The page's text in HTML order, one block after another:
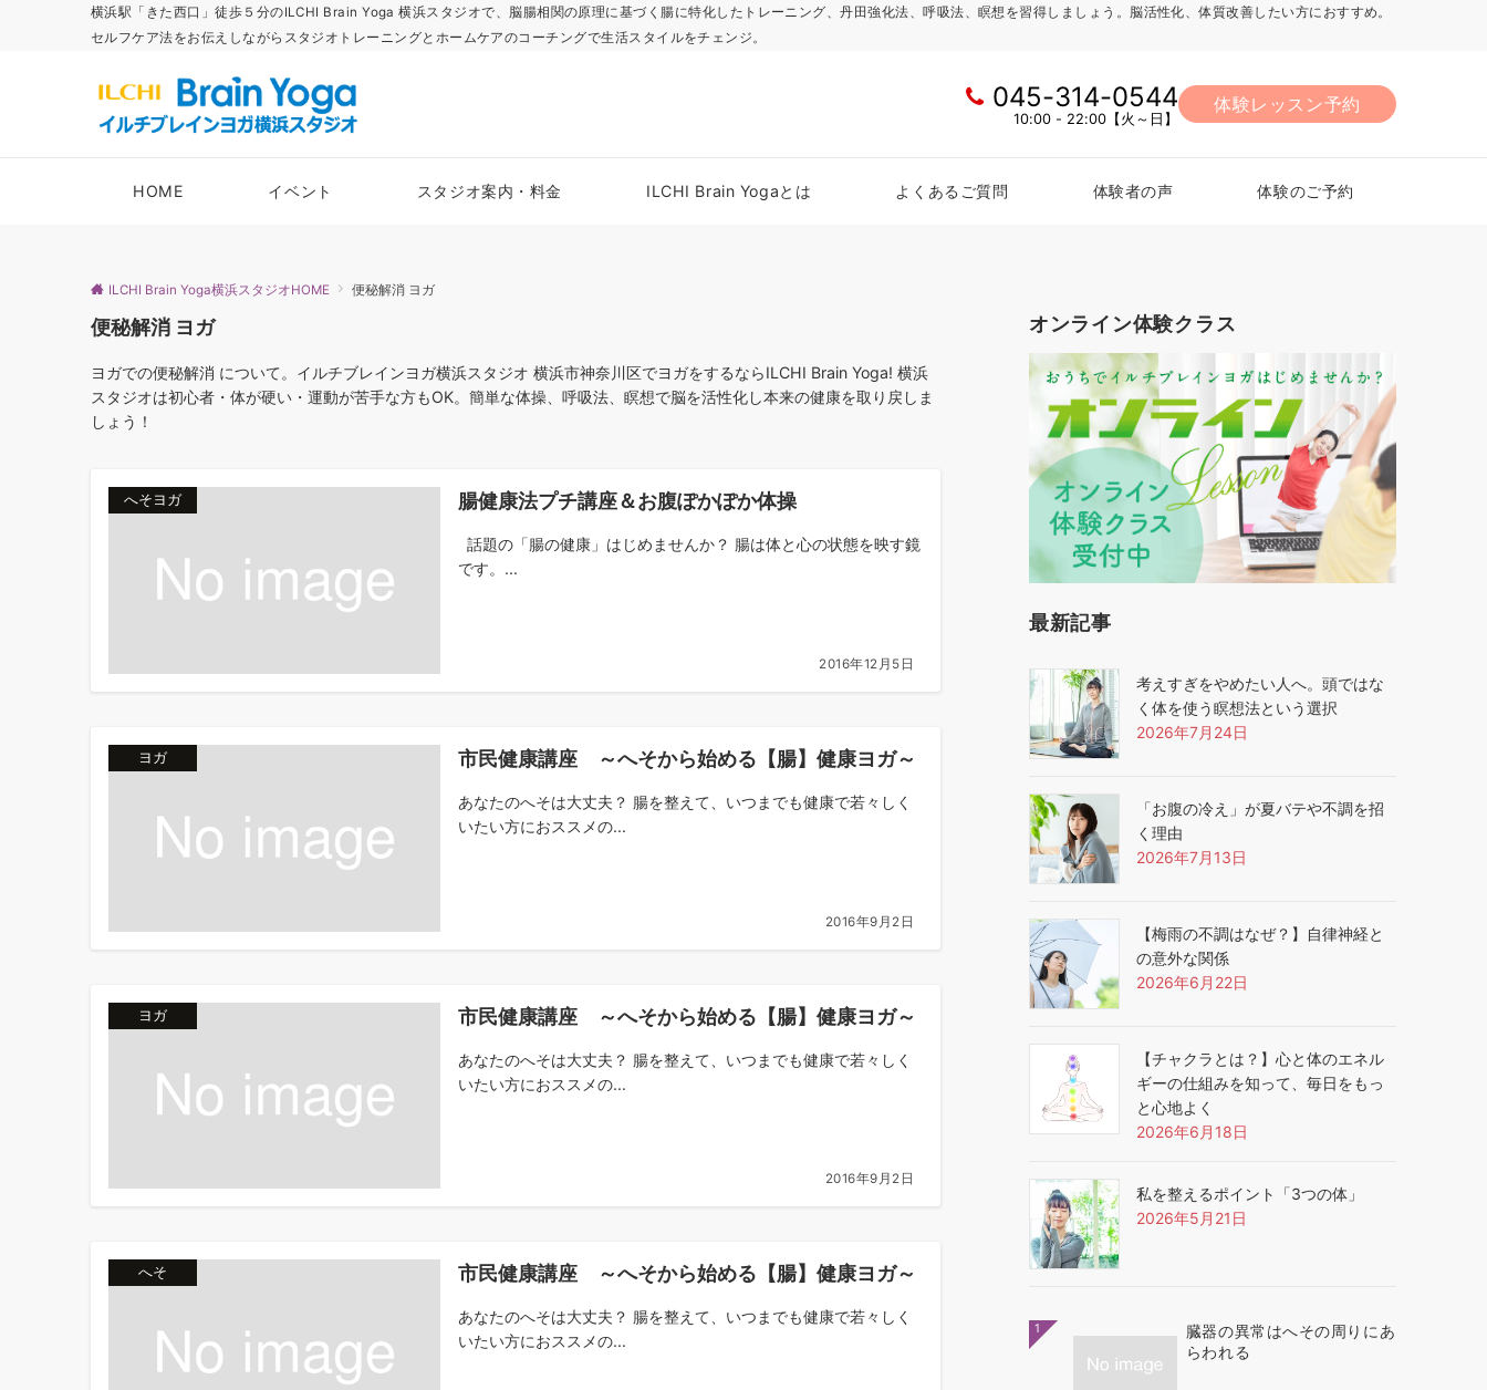
横浜駅「きた西口」徒歩５分のILCHI Brain Yoga 横浜スタジオで、脳腸相関の原理に基づく腸に特化したトレーニング、丹田強化法、呼吸法、瞑想を習得しましょう。脳活性化、体質改善したい方におすすめ。
セルフケア法をお伝えしながらスタジオトレーニングとホームケアのコーチングで生活スタイルをチェンジ。
045-314-0544
10:00 - 22:00【火～日】
体験レッスン予約
HOME イベント スタジオ案内・料金 ILCHI Brain Yogaとは よくあるご質問 体験者の声 体験のご予約
ILCHI Brain Yoga横浜スタジオHOME 便秘解消 ヨガ
便秘解消 ヨガ
ヨガでの便秘解消 について。イルチブレインヨガ横浜スタジオ 横浜市神奈川区でヨガをするならILCHI Brain Yoga! 横浜
スタジオは初心者・体が硬い・運動が苦手な方もOK。簡単な体操、呼吸法、瞑想で脳を活性化し本来の健康を取り戻しま
しょう！
へそヨガ 腸健康法プチ講座＆お腹ぽかぽか体操
話題の「腸の健康」はじめませんか？ 腸は体と心の状態を映す鏡
です。...
2016年12月5日
ヨガ 市民健康講座 ～へそから始める【腸】健康ヨガ～
あなたのへそは大丈夫？ 腸を整えて、いつまでも健康で若々しく
いたい方におススメの...
2016年9月2日
ヨガ 市民健康講座 ～へそから始める【腸】健康ヨガ～
あなたのへそは大丈夫？ 腸を整えて、いつまでも健康で若々しく
いたい方におススメの...
2016年9月2日
へそ 市民健康講座 ～へそから始める【腸】健康ヨガ～
あなたのへそは大丈夫？ 腸を整えて、いつまでも健康で若々しく
いたい方におススメの...
オンライン体験クラス
最新記事
考えすぎをやめたい人へ。頭ではな
く体を使う瞑想法という選択
2026年7月24日
「お腹の冷え」が夏バテや不調を招
く理由
2026年7月13日
【梅雨の不調はなぜ？】自律神経と
の意外な関係
2026年6月22日
【チャクラとは？】心と体のエネル
ギーの仕組みを知って、毎日をもっ
と心地よく
2026年6月18日
私を整えるポイント「3つの体」
2026年5月21日
1
臓器の異常はへその周りにあ
らわれる